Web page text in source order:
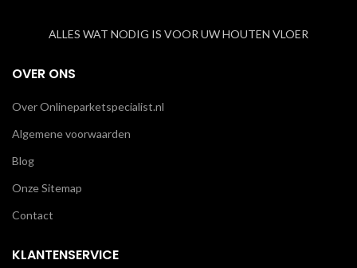
ALLES WAT NODIG IS VOOR UW HOUTEN VLOER
OVER ONS
Over Onlineparketspecialist.nl
Algemene voorwaarden
Blog
Onze Sitemap
Contact
KLANTENSERVICE